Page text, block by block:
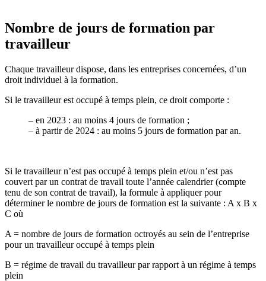
Nombre de jours de formation par
travailleur
Chaque travailleur dispose, dans les entreprises concernées, d’un
droit individuel à la formation.
Si le travailleur est occupé à temps plein, ce droit comporte :
– en 2023 : au moins 4 jours de formation ;
– à partir de 2024 : au moins 5 jours de formation par an.
Si le travailleur n’est pas occupé à temps plein et/ou n’est pas
couvert par un contrat de travail toute l’année calendrier (compte
tenu de son contrat de travail), la formule à appliquer pour
déterminer le nombre de jours de formation est la suivante : A x B x
C où
A = nombre de jours de formation octroyés au sein de l’entreprise
pour un travailleur occupé à temps plein
B = régime de travail du travailleur par rapport à un régime à temps
plein